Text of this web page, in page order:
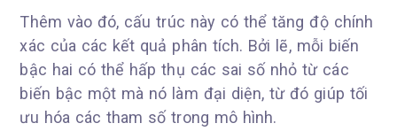
Thêm vào đó, cấu trúc này có thể tăng độ chính
xác của các kết quả phân tích. Bởi lẽ, mỗi biến
bậc hai có thể hấp thụ các sai số nhỏ từ các
biến bậc một mà nó làm đại diện, từ đó giúp tối
ưu hóa các tham số trong mô hình.